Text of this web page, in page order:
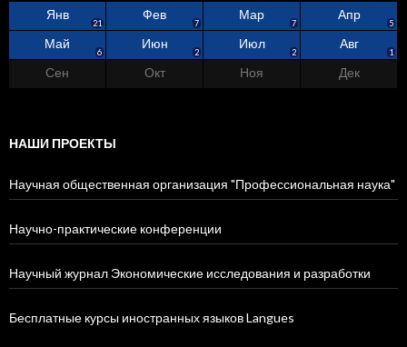
Янв
21
Фев
7
Мар
7
Апр
5
Май
6
Июн
2
Июл
2
Авг
1
Сен Окт Ноя Дек
НАШИ ПРОЕКТЫ
Научная общественная организация "Профессиональная наука"
Научно-практические конференции
Научный журнал Экономические исследования и разработки
Бесплатные курсы иностранных языков Langues